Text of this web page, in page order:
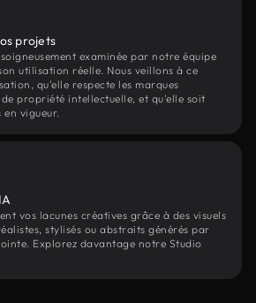
projets
examinée par notre équipe
utilisation réelle. Nous veillons à ce
qu'elle respecte les marques
propriété intellectuelle, et qu'elle soit
vigueur.
vos lacunes créatives grâce à des visuels
stylisés ou abstraits générés par
Explorez davantage notre Studio